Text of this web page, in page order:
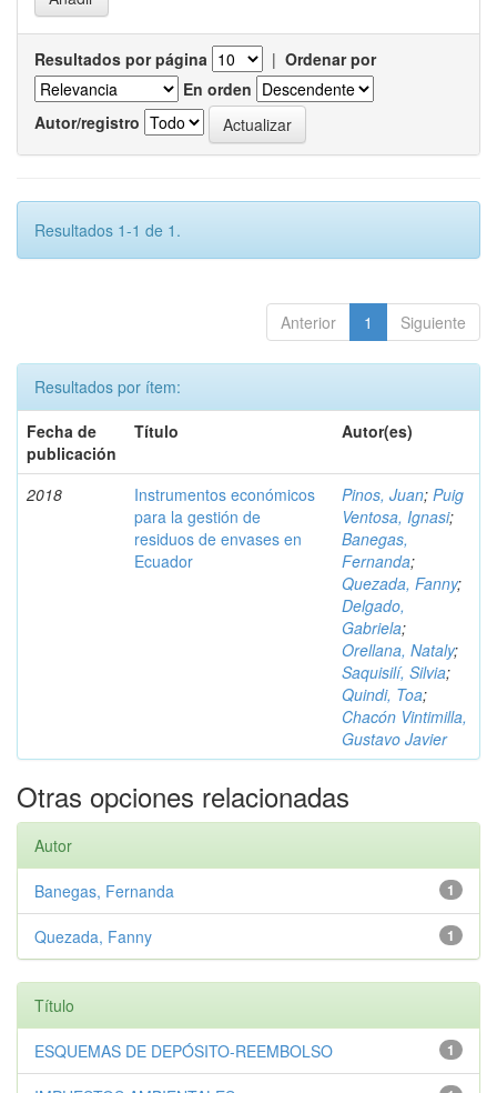
Resultados por página | Ordenar por
En orden
Autor/registro
Resultados 1-1 de 1.
Anterior 1 Siguiente
Resultados por ítem:
Fecha de
publicación
Título Autor(es)
2018
Instrumentos económicos
para la gestión de
residuos de envases en
Ecuador
Pinos, Juan; Puig
Ventosa, Ignasi;
Banegas,
Fernanda;
Quezada, Fanny;
Delgado,
Gabriela;
Orellana, Nataly;
Saquisilí, Silvia;
Quindi, Toa;
Chacón Vintimilla,
Gustavo Javier
Otras opciones relacionadas
Autor
1
Banegas, Fernanda
1
Quezada, Fanny
Título
1
ESQUEMAS DE DEPÓSITO-REEMBOLSO